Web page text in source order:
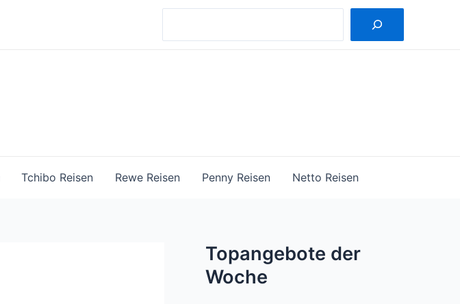
Tchibo Reisen Rewe Reisen Penny Reisen Netto Reisen
Topangebote der
Woche